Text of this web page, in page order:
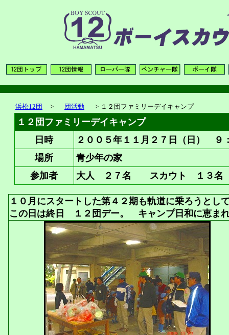
浜松12団 > 団活動 > １２団ファミリーデイキャンプ
１２団ファミリーデイキャンプ
日時
２００５年１１月２７日（日） ９
場所
青少年の家
参加者
大人 ２７名 スカウト １３
１０月にスタートした第４２期も軌道に乗ろうとし
この日は終日 １２団デー。 キャンプ日和に恵ま